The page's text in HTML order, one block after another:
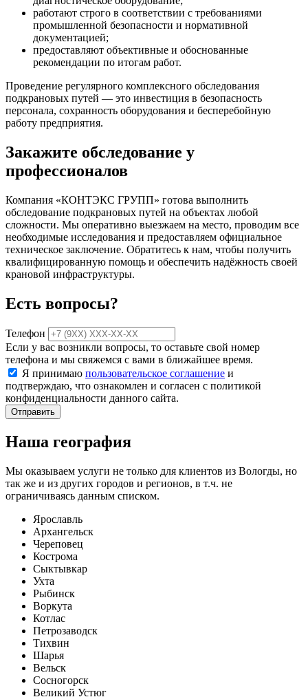
работают строго в соответствии с требованиями
промышленной безопасности и нормативной
документацией;
предоставляют объективные и обоснованные
рекомендации по итогам работ.
Проведение регулярного комплексного обследования
подкрановых путей — это инвестиция в безопасность
персонала, сохранность оборудования и бесперебойную
работу предприятия.
Закажите обследование у
профессионалов
Компания «КОНТЭКС ГРУПП» готова выполнить
обследование подкрановых путей на объектах любой
сложности. Мы оперативно выезжаем на место, проводим все
необходимые исследования и предоставляем официальное
техническое заключение. Обратитесь к нам, чтобы получить
квалифицированную помощь и обеспечить надёжность своей
крановой инфраструктуры.
Есть вопросы?
Телефон
Если у вас возникли вопросы, то оставьте свой номер
телефона и мы свяжемся с вами в ближайшее время.
Я принимаю пользовательское соглашение и
подтверждаю, что ознакомлен и согласен с политикой
конфиденциальности данного сайта.
Отправить
Наша география
Мы оказываем услуги не только для клиентов из Вологды, но
так же и из других городов и регионов, в т.ч. не
ограничиваясь данным списком.
Ярославль
Архангельск
Череповец
Кострома
Сыктывкар
Ухта
Рыбинск
Воркута
Котлас
Петрозаводск
Тихвин
Шарья
Вельск
Сосногорск
Великий Устюг